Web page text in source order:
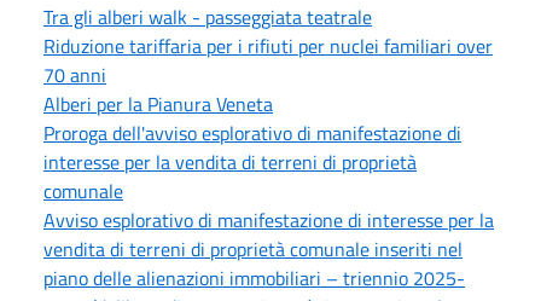
Tra gli alberi walk - passeggiata teatrale
Riduzione tariffaria per i rifiuti per nuclei familiari over
70 anni
Alberi per la Pianura Veneta
Proroga dell'avviso esplorativo di manifestazione di
interesse per la vendita di terreni di proprietà
comunale
Avviso esplorativo di manifestazione di interesse per la
vendita di terreni di proprietà comunale inseriti nel
piano delle alienazioni immobiliari – triennio 2025-